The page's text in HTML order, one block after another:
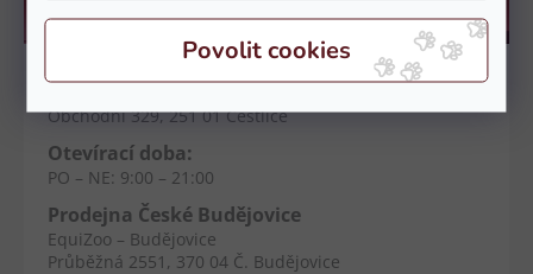
Kamenné prodejny
Obchodní 329, 251 01 Čestlice
Otevírací doba:
PO – NE: 9:00 – 21:00
Prodejna České Budějovice
EquiZoo – Budějovice
Průběžná 2551, 370 04 Č. Budějovice